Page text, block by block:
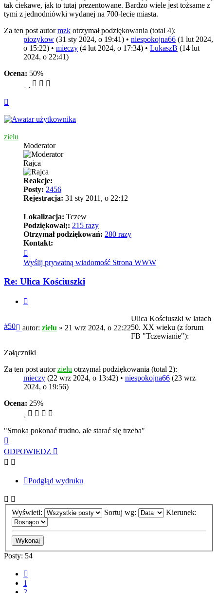
tak ciekawe, jak to tutaj prezentowane. Bardzo wiele jest tożsame z
tymi z jednodniówki wydanej na 700-lecie miasta.
Za ten post autormzk otrzymał podziękowania (total 4):
piozykow (31 sty 2024, o 19:41) • niespokojna66 (1 lut 2024,
o 15:22) • mieczy (4 lut 2024, o 17:34) • LukaszB (14 lut
2024, o 22:41)
Ocena: 50%
zielu
Moderator
Rajca
Reakcje:
Posty: 2456
Rejestracja: 31 sty 2011, o 22:12
Lokalizacja: Tczew
Podziękował;: 215 razy
Otrzymał podziękowań: 280 razy
Kontakt:
się
z
zielu
Wyślij prywatną wiadomość Strona WWW
Re: Ulica Kościuszki
#50 Post
autor: zielu » 21 wrz 2024, o 22:22
Ulica Kościuszki w latach
50. XX wieku (z forum
FB "Tczewianie"):
Załączniki
Za ten post autorzielu otrzymał podziękowania (total 2):
mieczy (22 wrz 2024, o 13:42) • niespokojna66 (23 wrz
2024, o 19:56)
Ocena: 25%
"Smoka pokonać trudno, ale starać się trzeba"
górę
ODPOWIEDZ
Podgląd wydruku
Wyświetl: Sortuj wg: Kierunek:
Posty: 54
1